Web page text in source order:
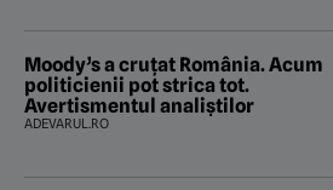
Moody’s a cruțat România. Acum
politicienii pot strica tot.
Avertismentul analiștilor
ADEVARUL.RO